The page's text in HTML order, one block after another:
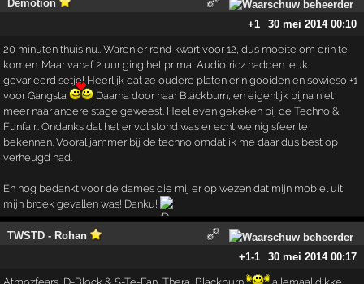
Demotion
+1
30 mei 2014 00:10
20 minuten thuis nu.. Waren er rond kwart voor 12, dus moeite om erin te
komen. Maar vanaf 2 uur ging het prima! Audiotricz hadden leuk
gevarieerd setje! Heerlijk dat ze oudere platen erin gooiden en sowieso +1
voor Gangsta
Daarna door naar Blackburn, en eigenlijk bijna niet
meer naar andere stage geweest. Heel even gekeken bij de Techno &
Funfair.. Ondanks dat het er vol stond was er echt weinig sfeer te
bekennen. Vooral jammer bij de techno omdat ik me daar dus best op
verheugd had.
En nog bedankt voor de dames die mij er op wezen dat mijn mobiel uit
mijn broek gevallen was! Danku!
TWSTD - Rohan
+1-1 30 mei 2014 00:17